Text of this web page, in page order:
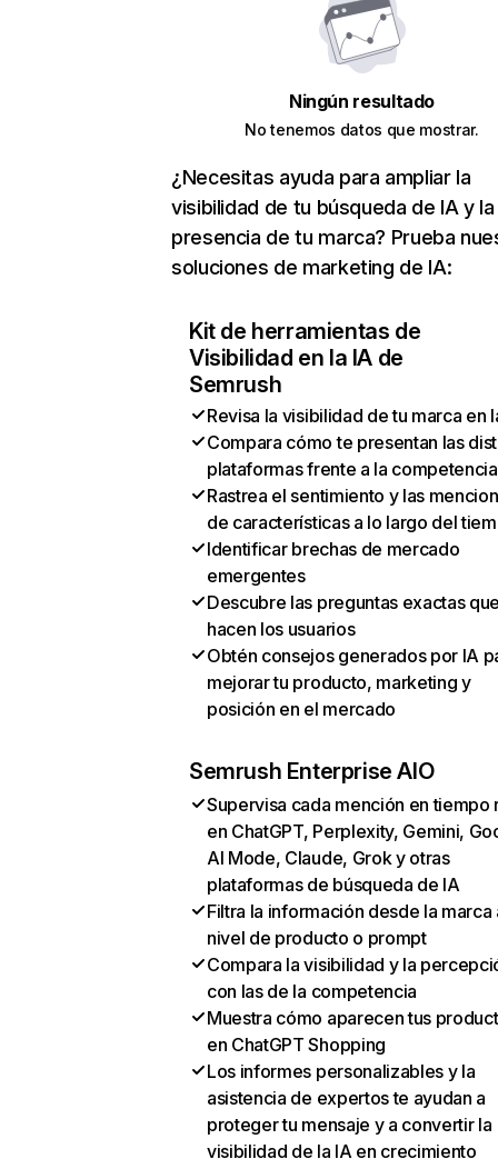
Ningún resultado
No tenemos datos que mostrar.
¿Necesitas ayuda para ampliar la
visibilidad de tu búsqueda de IA y la
presencia de tu marca? Prueba
soluciones de marketing de IA:
Kit de herramientas de
Visibilidad en la IA de
Semrush
Revisa la visibilidad de tu marca en
Compara cómo te presentan las
plataformas frente a la competencia
Rastrea el sentimiento y las
de características a lo largo del
Identificar brechas de mercado
emergentes
Descubre las preguntas exactas
hacen los usuarios
Obtén consejos generados por IA
mejorar tu producto, marketing y
posición en el mercado
Semrush Enterprise AIO
Supervisa cada mención en tiempo
en ChatGPT, Perplexity, Gemini,
AI Mode, Claude, Grok y otras
plataformas de búsqueda de IA
Filtra la información desde la marca
nivel de producto o prompt
Compara la visibilidad y la
con las de la competencia
Muestra cómo aparecen tus
en ChatGPT Shopping
Los informes personalizables y la
asistencia de expertos te ayudan a
proteger tu mensaje y a convertir la
visibilidad de la IA en crecimiento